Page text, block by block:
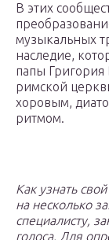
В этих
музыкальных
наследие,
папы Григория
римской
хоровым,
ритмом.
Как узнать
на несколько
специалисту,
голоса. Для